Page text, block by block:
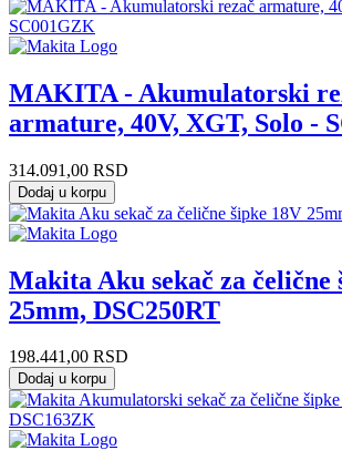
MAKITA - Akumulatorski
armature, 40V, XGT, Solo -
314.091,00 RSD
Dodaj u korpu
Makita Aku sekač za čelične
25mm, DSC250RT
198.441,00 RSD
Dodaj u korpu